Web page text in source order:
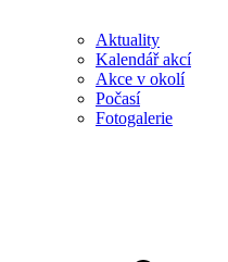
Aktuality
Kalendář akcí
Akce v okolí
Počasí
Fotogalerie